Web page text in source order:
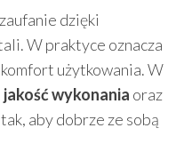
dzięki
W praktyce oznacza
użytkowania. W
jakość wykonania oraz
aby dobrze ze sobą